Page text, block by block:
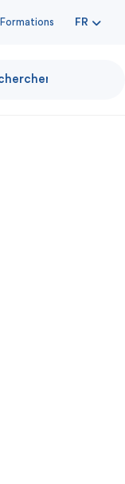
Formations FR